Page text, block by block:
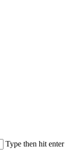
Type then hit enter